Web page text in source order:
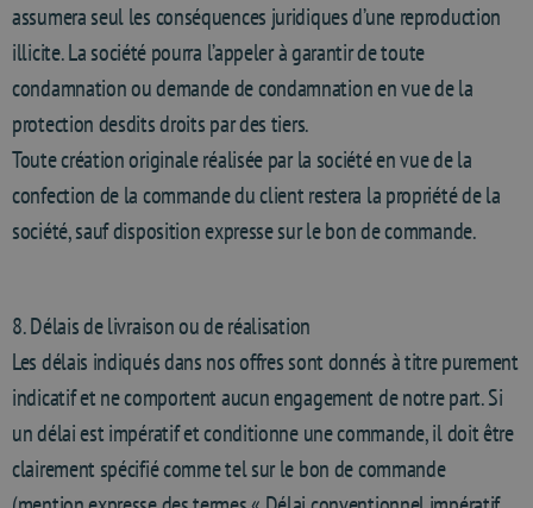
assumera seul les conséquences juridiques d’une reproduction
illicite. La société pourra l’appeler à garantir de toute
condamnation ou demande de condamnation en vue de la
protection desdits droits par des tiers.
Toute création originale réalisée par la société en vue de la
confection de la commande du client restera la propriété de la
société, sauf disposition expresse sur le bon de commande.
8. Délais de livraison ou de réalisation
Les délais indiqués dans nos offres sont donnés à titre purement
indicatif et ne comportent aucun engagement de notre part. Si
un délai est impératif et conditionne une commande, il doit être
clairement spécifié comme tel sur le bon de commande